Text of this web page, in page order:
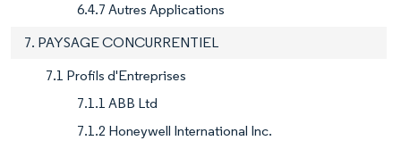
6.4.7 Autres Applications
7. PAYSAGE CONCURRENTIEL
7.1 Profils d'Entreprises
7.1.1 ABB Ltd
7.1.2 Honeywell International Inc.